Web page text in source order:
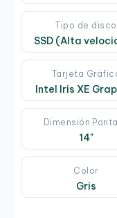
Tipo de disco
SSD (Alta
Tarjeta
Intel Iris XE
Dimensión
14"
Color
Gris